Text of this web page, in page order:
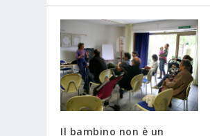
Il bambino non è un